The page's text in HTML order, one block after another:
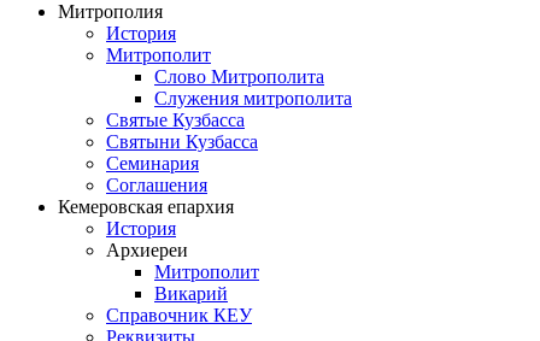
Митрополия
История
Митрополит
Слово Митрополита
Служения митрополита
Святые Кузбасса
Святыни Кузбасса
Семинария
Соглашения
Кемеровская епархия
История
Архиереи
Митрополит
Викарий
Справочник КЕУ